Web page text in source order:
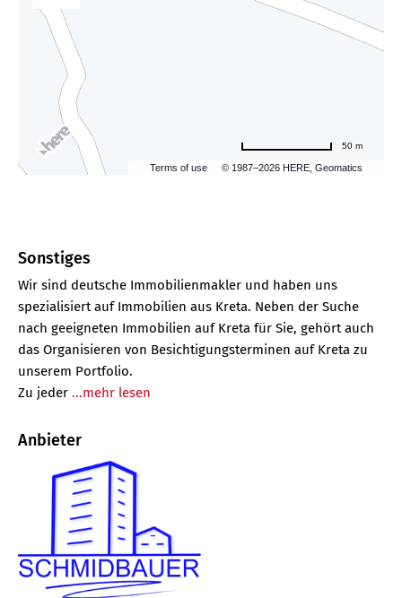
Terms of use © 1987–2026 HERE, Geomatics
50 m
Sonstiges
Wir sind deutsche Immobilienmakler und haben uns
spezialisiert auf Immobilien aus Kreta. Neben der Suche
nach geeigneten Immobilien auf Kreta für Sie, gehört auch
das Organisieren von Besichtigungsterminen auf Kreta zu
unserem Portfolio.
Zu jeder ...mehr lesen
Anbieter